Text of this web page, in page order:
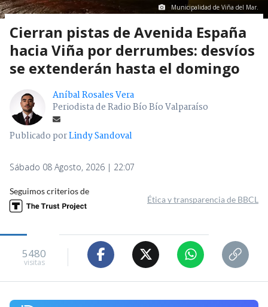
Municipalidad de Viña del Mar.
Cierran pistas de Avenida España
hacia Viña por derrumbes: desvíos
se extenderán hasta el domingo
Aníbal Rosales Vera
Periodista de Radio Bío Bío Valparaíso
Publicado porLindy Sandoval
Sábado 08 Agosto, 2026 | 22:07
Seguimos criterios de
Ética y transparencia de BBCL
5480
visitas